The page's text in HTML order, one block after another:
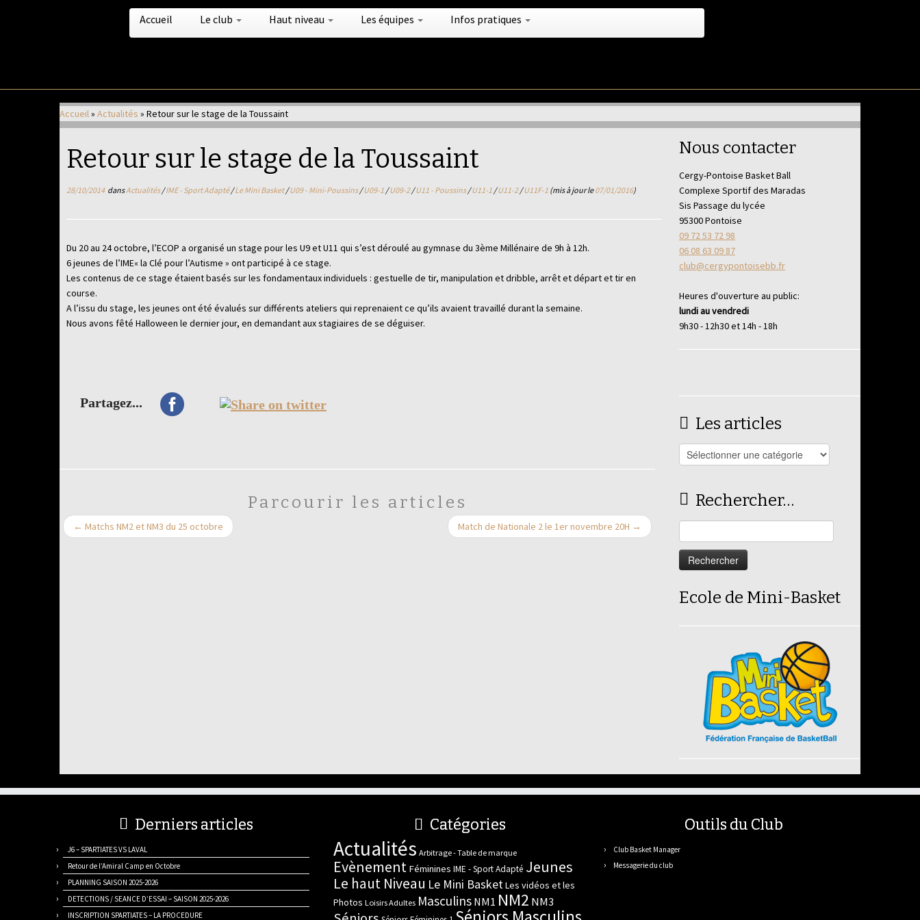
Accueil Le club Haut niveau Les équipes Infos pratiques
Accueil» Actualités » Retour sur le stage de la Toussaint
Retour sur le stage de la Toussaint
28/10/2014dansActualités/IME - Sport Adapté/Le Mini Basket/U09 - Mini-Poussins/U09-1 /U09-2/U11 - Poussins/U11-1 /U11-2/U11F-1 (mis à jour le07/01/2016)
Du 20 au 24 octobre, l’ECOP a organisé un stage pour les U9 et U11 qui s’est déroulé au gymnase du 3ème Millénaire de 9h à 12h.
6 jeunes de l’IME« la Clé pour l’Autisme » ont participé à ce stage.
Les contenus de ce stage étaient basés sur les fondamentaux individuels : gestuelle de tir, manipulation et dribble, arrêt et départ et tir en
course.
A l’issu du stage, les jeunes ont été évalués sur différents ateliers qui reprenaient ce qu’ils avaient travaillé durant la semaine.
Nous avons fêté Halloween le dernier jour, en demandant aux stagiaires de se déguiser.
Partagez...
Parcourir les articles
← Matchs NM2 et NM3 du 25 octobre Match de Nationale 2 le 1er novembre 20H →
Nous contacter
Cergy-Pontoise Basket Ball
Complexe Sportif des Maradas
Sis Passage du lycée
95300 Pontoise
09 72 53 72 98
06 08 63 09 87
club@cergypontoisebb.fr
Heures d'ouverture au public:
lundi au vendredi
9h30 - 12h30 et 14h - 18h
Les articles
Les
articles
Rechercher…
Ecole de Mini-Basket
Derniers articles
J6 – SPARTIATES VS LAVAL
Retour de l’Amiral Camp en Octobre
PLANNING SAISON 2025-2026
DETECTIONS / SEANCE D’ESSAI – SAISON 2025-2026
INSCRIPTION SPARTIATES – LA PROCEDURE
Catégories
Actualités Arbitrage - Table de marque
Evènement Féminines IME - Sport Adapté Jeunes
Le haut Niveau Le Mini BasketLes vidéos et les
Photos Loisirs Adultes Masculins NM1 NM2 NM3
Outils du Club
Club Basket Manager
Messagerie du club